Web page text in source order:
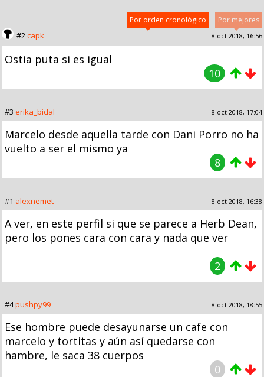
Por mejores
Por orden cronológico
#2capk 8 oct 2018, 16:56
Ostia puta si es igual
10
#3 erika_bidal 8 oct 2018, 17:04
Marcelo desde aquella tarde con Dani Porro no ha
vuelto a ser el mismo ya
8
#1 alexnemet 8 oct 2018, 16:38
A ver, en este perfil si que se parece a Herb Dean,
pero los pones cara con cara y nada que ver
2
#4pushpy99 8 oct 2018, 18:55
Ese hombre puede desayunarse un cafe con
marcelo y tortitas y aún así quedarse con
hambre, le saca 38 cuerpos
0